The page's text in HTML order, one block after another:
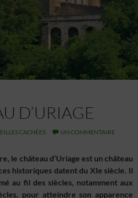
D’URIAGE
CACHÉES UN COMMENTAIRE
le château d’Uriage est un château
historiques datent du XIe siècle. Il
au fil des siècles, notamment aux
pour atteindre son apparence